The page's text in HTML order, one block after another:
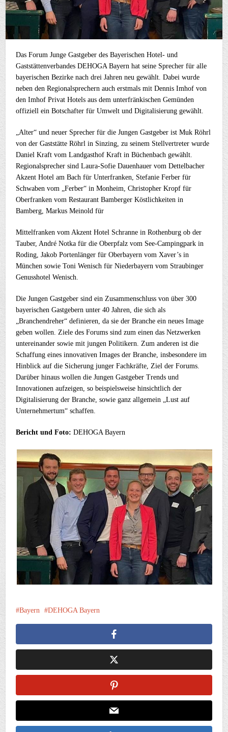
Das Forum Junge Gastgeber des Bayerischen Hotel- und
Gaststättenverbandes DEHOGA Bayern hat seine Sprecher für alle
bayerischen Bezirke nach drei Jahren neu gewählt. Dabei wurde
neben den Regionalsprechern auch erstmals mit Dennis Imhof von
den Imhof Privat Hotels aus dem unterfränkischen Gemünden
offiziell ein Botschafter für Umwelt und Digitalisierung gewählt.
„Alter“ und neuer Sprecher für die Jungen Gastgeber ist Muk Röhrl
von der Gaststätte Röhrl in Sinzing, zu seinem Stellvertreter wurde
Daniel Kraft vom Landgasthof Kraft in Büchenbach gewählt.
Regionalsprecher sind Laura-Sofie Dauenhauer vom Dettelbacher
Akzent Hotel am Bach für Unterfranken, Stefanie Ferber für
Schwaben vom „Ferber“ in Monheim, Christopher Kropf für
Oberfranken vom Restaurant Bamberger Köstlichkeiten in
Bamberg, Markus Meinold für
Mittelfranken vom Akzent Hotel Schranne in Rothenburg ob der
Tauber, André Notka für die Oberpfalz vom See-Campingpark in
Roding, Jakob Portenlänger für Oberbayern vom Xaver’s in
München sowie Toni Wenisch für Niederbayern vom Straubinger
Genusshotel Wenisch.
Die Jungen Gastgeber sind ein Zusammenschluss von über 300
bayerischen Gastgebern unter 40 Jahren, die sich als
„Branchendreher“ definieren, da sie der Branche ein neues Image
geben wollen. Ziele des Forums sind zum einen das Netzwerken
untereinander sowie mit jungen Politikern. Zum anderen ist die
Schaffung eines innovativen Images der Branche, insbesondere im
Hinblick auf die Sicherung junger Fachkräfte, Ziel der Forums.
Darüber hinaus wollen die Jungen Gastgeber Trends und
Innovationen aufzeigen, so beispielsweise hinsichtlich der
Digitalisierung der Branche, sowie ganz allgemein „Lust auf
Unternehmertum“ schaffen.
Bericht und Foto: DEHOGA Bayern
Bayern DEHOGA Bayern